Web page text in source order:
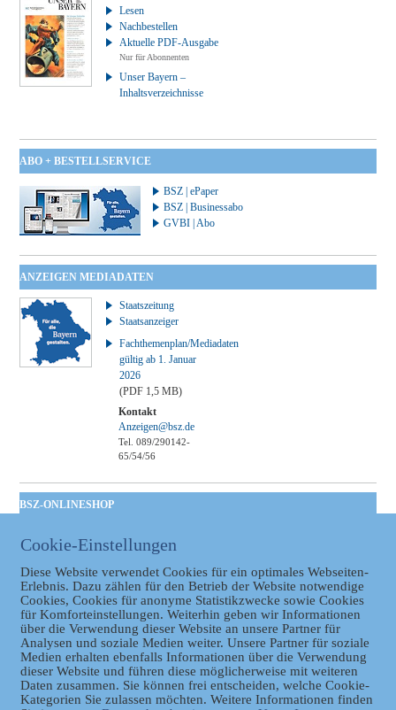
Lesen
Nachbestellen
Aktuelle PDF-Ausgabe
Nur für Abonnenten
Unser Bayern –
Inhaltsverzeichnisse
ABO + BESTELLSERVICE
BSZ | ePaper
BSZ | Businessabo
GVBI | Abo
ANZEIGEN MEDIADATEN
Staatszeitung
Staatsanzeiger
Fachthemenplan/Mediadaten
gültig ab 1. Januar
2026
(PDF 1,5 MB)
Kontakt
Anzeigen@bsz.de
Tel. 089/290142-
65/54/56
BSZ-ONLINESHOP
Taschenbuch
GVBl | Einbanddecke
Datenschutz
Cookie-Einstellungen
Diese Website verwendet Cookies für ein optimales Webseiten-
Erlebnis. Dazu zählen für den Betrieb der Website notwendige
Cookies, Cookies für anonyme Statistikzwecke sowie Cookies
für Komforteinstellungen. Weiterhin geben wir Informationen
über die Verwendung dieser Website an unsere Partner für
Analysen und soziale Medien weiter. Unsere Partner für soziale
Medien erhalten ebenfalls Informationen über die Verwendung
dieser Website und führen diese möglicherweise mit weiteren
Daten zusammen. Sie können frei entscheiden, welche Cookie-
Kategorien Sie zulassen möchten. Weitere Informationen finden